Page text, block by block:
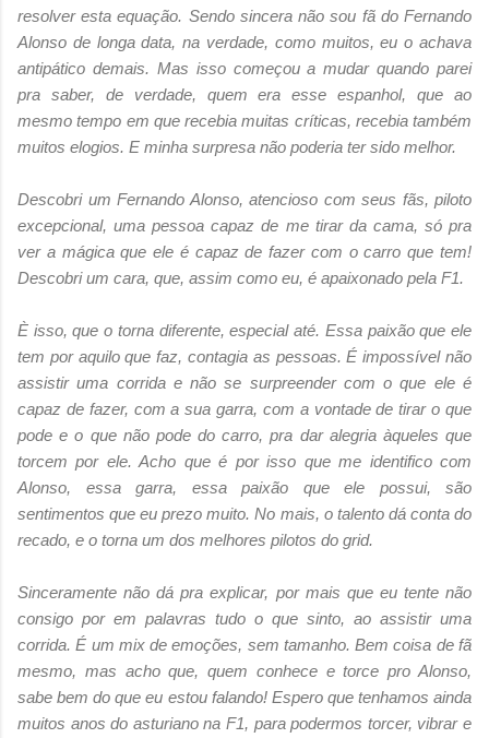
resolver esta equação. Sendo sincera não sou fã do Fernando
Alonso de longa data, na verdade, como muitos, eu o achava
antipático demais. Mas isso começou a mudar quando parei
pra saber, de verdade, quem era esse espanhol, que ao
mesmo tempo em que recebia muitas críticas, recebia também
muitos elogios. E minha surpresa não poderia ter sido melhor.
Descobri um Fernando Alonso, atencioso com seus fãs, piloto
excepcional, uma pessoa capaz de me tirar da cama, só pra
ver a mágica que ele é capaz de fazer com o carro que tem!
Descobri um cara, que, assim como eu, é apaixonado pela F1.
È isso, que o torna diferente, especial até. Essa paixão que ele
tem por aquilo que faz, contagia as pessoas. É impossível não
assistir uma corrida e não se surpreender com o que ele é
capaz de fazer, com a sua garra, com a vontade de tirar o que
pode e o que não pode do carro, pra dar alegria àqueles que
torcem por ele. Acho que é por isso que me identifico com
Alonso, essa garra, essa paixão que ele possui, são
sentimentos que eu prezo muito. No mais, o talento dá conta do
recado, e o torna um dos melhores pilotos do grid.
Sinceramente não dá pra explicar, por mais que eu tente não
consigo por em palavras tudo o que sinto, ao assistir uma
corrida. É um mix de emoções, sem tamanho. Bem coisa de fã
mesmo, mas acho que, quem conhece e torce pro Alonso,
sabe bem do que eu estou falando! Espero que tenhamos ainda
muitos anos do asturiano na F1, para podermos torcer, vibrar e